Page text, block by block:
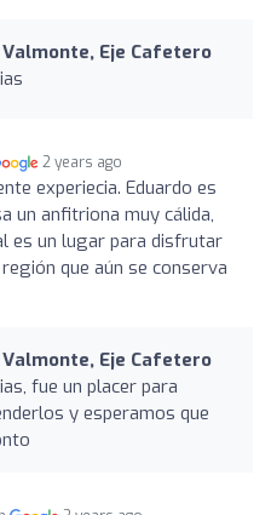
Eje Cafetero
2 years ago
experiecia. Eduardo es
un anfitriona muy cálida,
es un lugar para disfrutar
que aún se conserva
Eje Cafetero
fue un placer para
y esperamos que